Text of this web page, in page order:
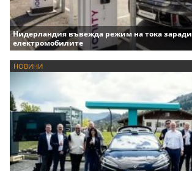
Нидерландия въвежда режим на тока заради
електромобилите
НОВИНИ